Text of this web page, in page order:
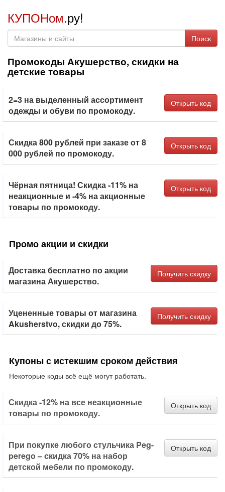
КУПОНом.ру!
Поиск
Промокоды Акушерство, скидки на
детские товары
2=3 на выделенный ассортимент
одежды и обуви по промокоду.
Открыть код
Скидка 800 рублей при заказе от 8
000 рублей по промокоду.
Открыть код
Чёрная пятница! Скидка -11% на
неакционные и -4% на акционные
товары по промокоду.
Открыть код
Промо акции и скидки
Доставка бесплатно по акции
магазина Акушерство.
Получить скидку
Уцененные товары от магазина
Akusherstvo, скидки до 75%.
Получить скидку
Купоны с истекшим сроком действия
Некоторые коды всё ещё могут работать.
Скидка -12% на все неакционные
товары по промокоду.
Открыть код
При покупке любого стульчика Peg-
perego – скидка 70% на набор
детской мебели по промокоду.
Открыть код